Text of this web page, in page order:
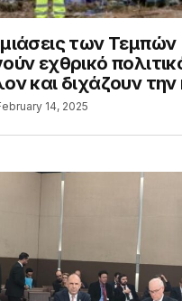
των Τεμπών
εχθρικό
και διχάζουν την
14, 2025